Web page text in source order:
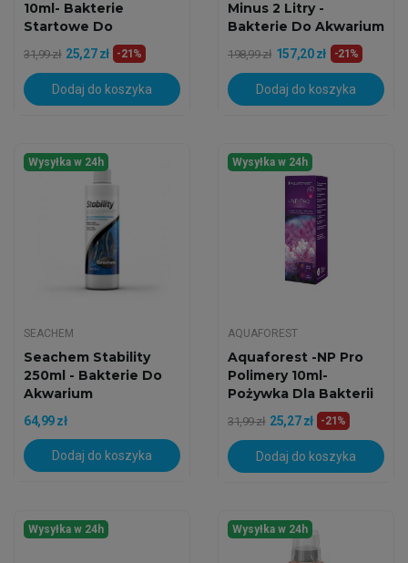
10ml- Bakterie
Startowe Do
Akwarium
31,99 zł 25,27 zł -21%
Dodaj do koszyka
Minus 2 Litry -
Bakterie Do Akwarium
198,99 zł 157,20 zł -21%
Dodaj do koszyka
Wysyłka w 24h
SEACHEM
Seachem Stability
250ml - Bakterie Do
Akwarium
64,99 zł
Dodaj do koszyka
Wysyłka w 24h
AQUAFOREST
Aquaforest -NP Pro
Polimery 10ml-
Pożywka Dla Bakterii
31,99 zł 25,27 zł -21%
Dodaj do koszyka
Wysyłka w 24h Wysyłka w 24h